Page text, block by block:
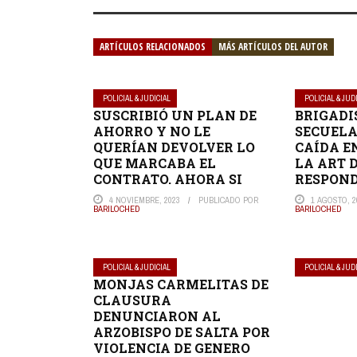
ARTÍCULOS RELACIONADOS MÁS ARTÍCULOS DEL AUTOR
POLICIAL & JUDICIAL
SUSCRIBIÓ UN PLAN DE
AHORRO Y NO LE
QUERÍAN DEVOLVER LO
QUE MARCABA EL
CONTRATO. AHORA SI
4 NOVIEMBRE, 2023 PUBLICADO POR
BARILOCHED
POLICIAL &
CAÍDA
LA ART
1 AGOSTO,
BARILOCHED
POLICIAL & JUDICIAL
MONJAS CARMELITAS DE
CLAUSURA
DENUNCIARON AL
ARZOBISPO DE SALTA POR
VIOLENCIA DE GENERO
POLICIAL &